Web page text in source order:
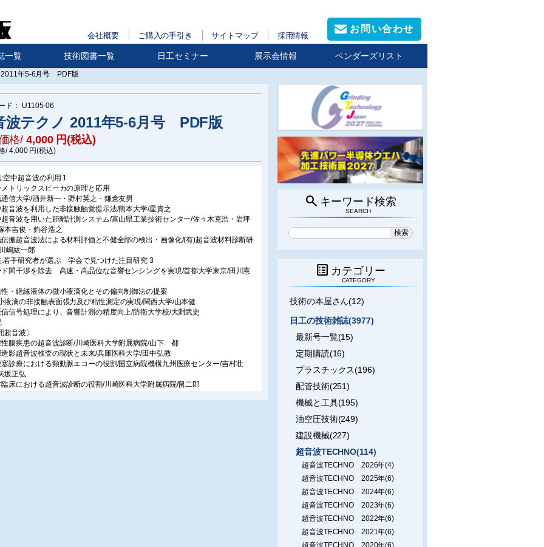
会社概要 ご購入の手引き サイトマップ 採用情報
お問い合わせ
一覧 技術図書一覧 日工セミナー 展示会情報 ベンダーズリスト
2011年5-6月号 PDF版
ド： U1105-06
波テクノ 2011年5-6月号 PDF版
格/ 4,000円(税込)
/ 4,000円(税込)
空中超音波の利用 1
メトリックスピーカの原理と応用
通信大学/酒井新一・野村英之・鎌倉友男
超音波を利用した非接触触覚提示法/熊本大学/星貴之
超音波を用いた距離計測システム/富山県工業技術センター/佐々木克浩・岩坪
本吉俊・釣谷浩之
伝搬超音波法による材料評価と不健全部の検出・画像化/(有)超音波材料診断研
嶋紘一郎
:若手研究者が選ぶ 学会で見つけた注目研究 3
ド間干渉を除去 高速・高品位な音響センシングを実現/首都大学東京/田川憲
性・絶縁液体の微小液滴化とその偏向制御法の提案
液滴の非接触表面張力及び粘性測定の実現/関西大学/山本健
信信号処理により、音響計測の精度向上/防衛大学校/大淵武史
超音波〕
性腸疾患の超音波診断/川崎医科大学附属病院/山下 都
造影超音波検査の現状と未来/兵庫医科大学/田中弘教
塞診療における頸動脈エコーの役割/国立病院機構九州医療センター/吉村壮
坂正弘
臨床における超音波診断の役割/川崎医科大学附属病院/畠二郎
search キーワード検索
SEARCH
list_alt カテゴリー
CATEGORY
技術の本屋さん(12)
日工の技術雑誌(3977)
最新号一覧(15)
定期購読(16)
プラスチックス(196)
配管技術(251)
機械と工具(195)
油空圧技術(249)
建設機械(227)
超音波TECHNO(114)
超音波TECHNO 2026年(4)
超音波TECHNO 2025年(6)
超音波TECHNO 2024年(6)
超音波TECHNO 2023年(6)
超音波TECHNO 2022年(6)
超音波TECHNO 2021年(6)
超音波TECHNO 2020年(6)